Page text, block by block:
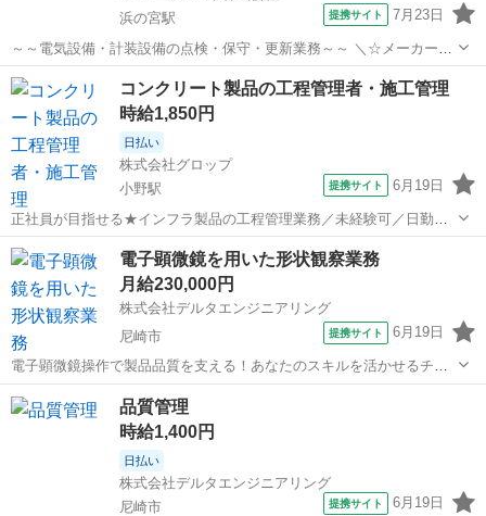
浜の宮駅
提携サイト 7月23日
～～電気設備・計装設備の点検・保守・更新業務～～ ＼☆メーカー先
への転籍支援制度あり！☆／ 大手の製鉄所構内で、設備のメンテナン
ス業務などをお任せします◎ ★未経験大歓迎！ お仕事のイメージがつ
きにくいかもしれませんが、...
兵庫 浜の宮駅 生産管理
コンクリート製品の工程管理者・施工管理
時給1,850円
日払い
株式会社グロップ
小野駅
提携サイト 6月19日
正社員が目指せる★インフラ製品の工程管理業務／未経験可／日勤／
完全週休2日制／長期休暇あり 【仕事内容】 インフラ関係のコンクリ
ート製造会社です★ 製品工程の進行を管理するのが メインのお仕事で
す！ 図面を見て作業内容を理...
兵庫 小野駅 生産管理
電子顕微鏡を用いた形状観察業務
月給230,000円
株式会社デルタエンジニアリング
尼崎市
提携サイト 6月19日
電子顕微鏡操作で製品品質を支える！あなたのスキルを活かせるチャ
ンス 【仕事内容】 SEM（走査型電子顕微鏡）等を使用した、試料の
詳細な形状や構造の観察業務をお任せします。材料の形状、寸法、欠
陥、表面処理状態などを解析し、製...
兵庫 生産管理
品質管理
時給1,400円
日払い
株式会社デルタエンジニアリング
尼崎市
提携サイト 6月19日